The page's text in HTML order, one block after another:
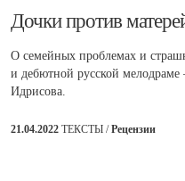
​Дочки против
О семейных проблемах и
и дебютной русской
Идрисова.
21.04.2022 ТЕКСТЫ /Рецензии